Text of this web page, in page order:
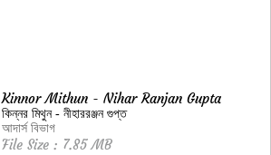
Kinnor Mithun - Nihar Ranjan Gupta
কিন্নর মিথুন - নীহাররঞ্জন গুপ্ত
আদার্স বিভাগ
File Size : 7.85 MB